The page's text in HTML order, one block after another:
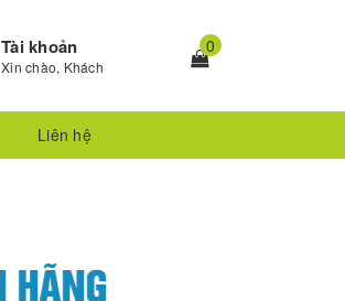
Tài khoản
Xin chào, Khách
0
Liên hệ